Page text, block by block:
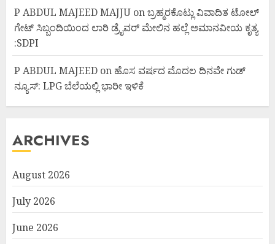
P ABDUL MAJEED MAJJU onಬ್ರಹ್ಮರಕೊಟ್ಲು ವಿವಾದಿತ ಟೋಲ್
ಗೇಟ್ ಸಿಬ್ಬಂದಿಯಿಂದ ಲಾರಿ ಡ್ರೈವರ್ ಮೇಲಿನ ಹಲ್ಲೆ ಅಮಾನವೀಯ ಕೃತ್ಯ
:SDPI
P ABDUL MAJEED on ಹೊಸ ವರ್ಷದ ಮೊದಲ ದಿನವೇ ಗುಡ್
ನ್ಯೂಸ್: LPG ಬೆಲೆಯಲ್ಲಿ ಭಾರೀ ಇಳಿಕೆ
ARCHIVES
August 2026
July 2026
June 2026